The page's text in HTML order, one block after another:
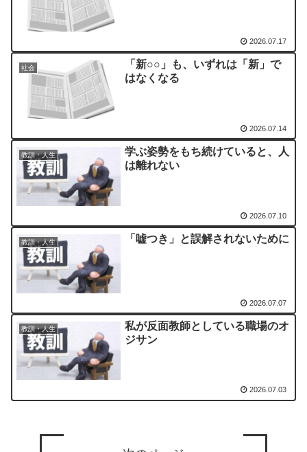
2026.07.17
社会
「新○○」も、いずれは「新」で
はなくなる
2026.07.14
教訓・人生
学ぶ姿勢をもち続けていると、人
は離れない
2026.07.10
教訓・人生 「嘘つき」と誤解されないために
2026.07.07
教訓・人生
私が反面教師としている職場のオ
ジサン
2026.07.03